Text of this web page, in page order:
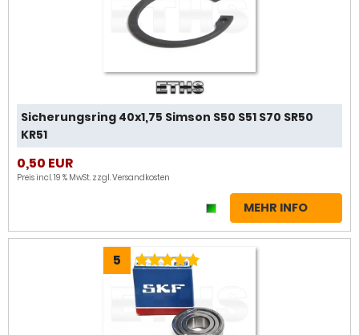
Sicherungsring 40x1,75 Simson S50 S51 S70 SR50
KR51
0,50 EUR
Preis incl. 19 % MwSt. zzgl.Versandkosten
MEHR INFO
5